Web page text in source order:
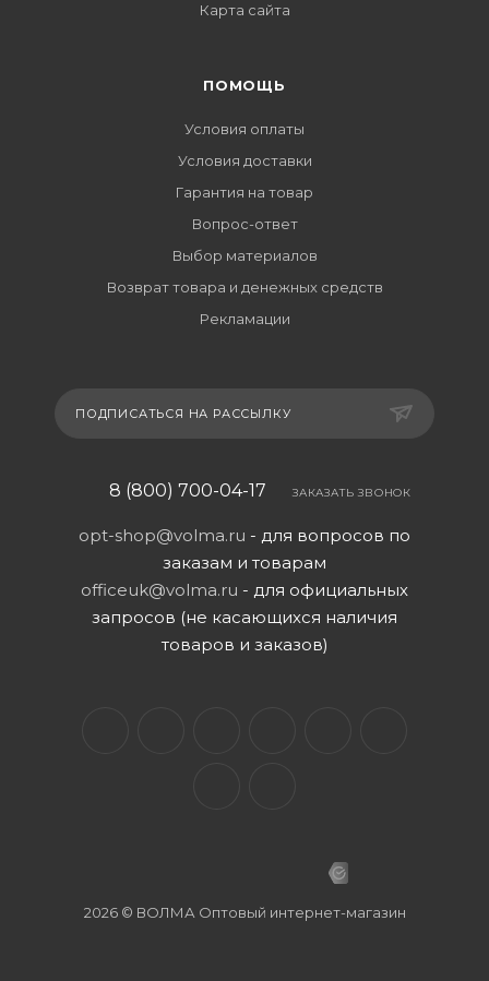
Карта сайта
ПОМОЩЬ
Условия оплаты
Условия доставки
Гарантия на товар
Вопрос-ответ
Выбор материалов
Возврат товара и денежных средств
Рекламации
ПОДПИСАТЬСЯ НА РАССЫЛКУ
8 (800) 700-04-17 ЗАКАЗАТЬ ЗВОНОК
opt-shop@volma.ru - для вопросов по
заказам и товарам
officeuk@volma.ru - для официальных
запросов (не касающихся наличия
товаров и заказов)
2026 © ВОЛМА Оптовый интернет-магазин